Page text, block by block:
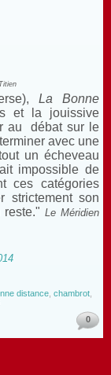
La Bonne
et la jouissive
au débat sur le
avec une
un écheveau
impossible de
ces catégories
strictement son
reste."Le Méridien
distance chambrot
0